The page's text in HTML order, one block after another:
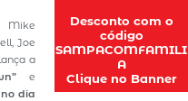
Mike
Joe
a
e
dia
Desconto com o
código
SAMPACOMFAMILI
A
Clique no Banner